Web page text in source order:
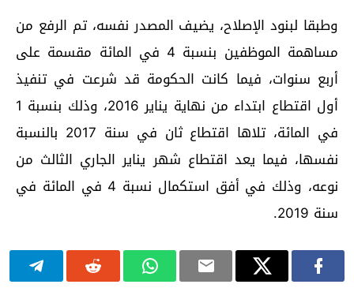
وطبقا لبنود الإصلاح، يضيف المصدر نفسه، تم الرفع من
مساهمة الموظفين بنسبة 4 في المائة مقسمة على
أربع سنوات، فيما كانت الحكومة قد شرعت في تنفيذ
أول اقتطاع ابتداء من نهاية يناير 2016، وذلك بنسبة 1
في المائة، تلاها اقتطاع ثان في سنة 2017 بالنسبة
نفسها، فيما يعد اقتطاع شهر يناير الجاري الثالث من
نوعه، وذلك في أفق استكمال نسبة 4 في المائة في
سنة 2019.